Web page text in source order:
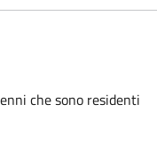
che sono residenti